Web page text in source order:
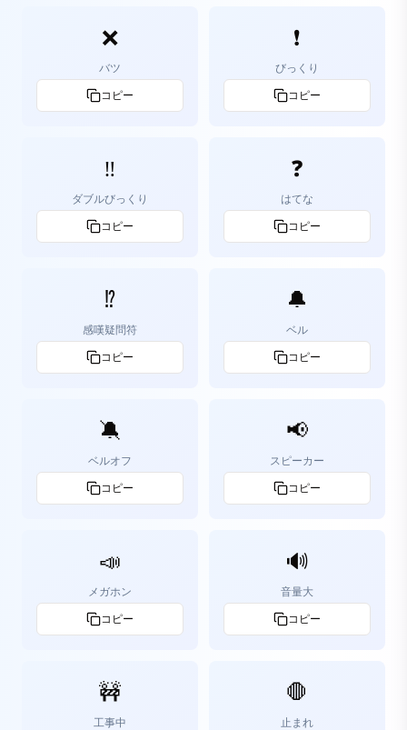
❌
バツ
コピー
❗
びっくり
コピー
‼️
ダブルびっくり
コピー
❓
はてな
コピー
⁉️
感嘆疑問符
コピー
🔔
ベル
コピー
🔕
ベルオフ
コピー
📢
スピーカー
コピー
📣
メガホン
コピー
🔊
音量大
コピー
🚧
工事中
🛑
止まれ